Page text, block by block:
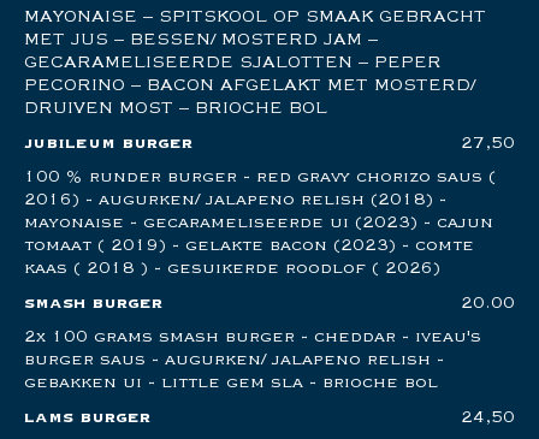
MAYONAISE – SPITSKOOL OP SMAAK GEBRACHT
MET JUS – BESSEN/ MOSTERD JAM –
GECARAMELISEERDE SJALOTTEN – PEPER
PECORINO – BACON AFGELAKT MET MOSTERD/
DRUIVEN MOST – BRIOCHE BOL
jubileum burger
27,50
100 % runder burger - red gravy chorizo saus (
2016) - augurken/ jalapeno relish (2018) -
mayonaise - gecarameliseerde ui (2023) - cajun
tomaat ( 2019) - gelakte bacon (2023) - comte
kaas ( 2018 ) - gesuikerde roodlof ( 2026)
smash burger
20.00
2x 100 grams smash burger - cheddar - iveau's
burger saus - augurken/ jalapeno relish -
gebakken ui - little gem sla - brioche bol
lams burger
24,50